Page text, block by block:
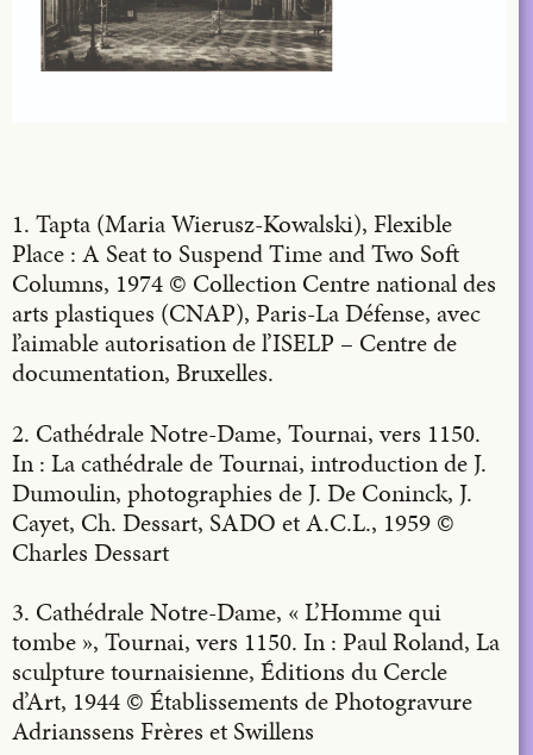
1. Tapta (Maria Wierusz-Kowalski), Flexible
Place : A Seat to Suspend Time and Two Soft
Columns, 1974 © Collection Centre national des
arts plastiques (CNAP), Paris-La Défense, avec
l’aimable autorisation de l’ISELP – Centre de
documentation, Bruxelles.
2. Cathédrale Notre-Dame, Tournai, vers 1150.
In : La cathédrale de Tournai, introduction de J.
Dumoulin, photographies de J. De Coninck, J.
Cayet, Ch. Dessart, SADO et A.C.L., 1959 ©
Charles Dessart
3. Cathédrale Notre-Dame, « L’Homme qui
tombe », Tournai, vers 1150. In : Paul Roland, La
sculpture tournaisienne, Éditions du Cercle
d’Art, 1944 © Établissements de Photogravure
Adrianssens Frères et Swillens